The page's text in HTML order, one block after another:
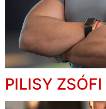
PILISY ZSÓFI